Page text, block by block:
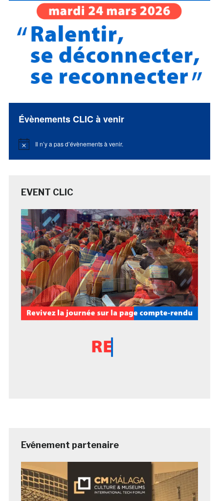
Évènements CLIC à venir
Notice Il n’y a pas d’évènements à venir.
EVENT CLIC
Evénement partenaire